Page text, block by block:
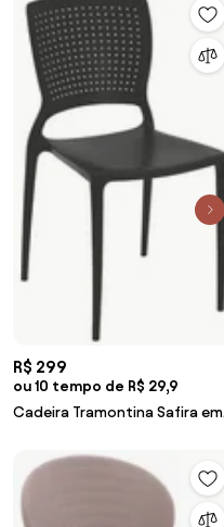
R$ 299
ou 10 tempo de R$ 29,9
Cadeira Tramontina Safira em
Preto